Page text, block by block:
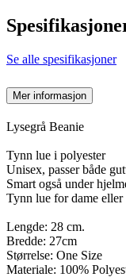
Se alle spesifikasjoner
Mer informasjon
Lysegrå Beanie
Tynn lue i polyester
Unisex, passer både
Smart også under
Tynn lue for dame eller
Lengde: 28 cm.
Bredde: 27cm
Størrelse: One Size
Materiale: 100%